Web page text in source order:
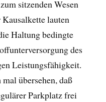
sitzenden Wesen
lauten
Haltung bedingte
des
Leistungsfähigkeit.
übersehen, daß
Parkplatz frei